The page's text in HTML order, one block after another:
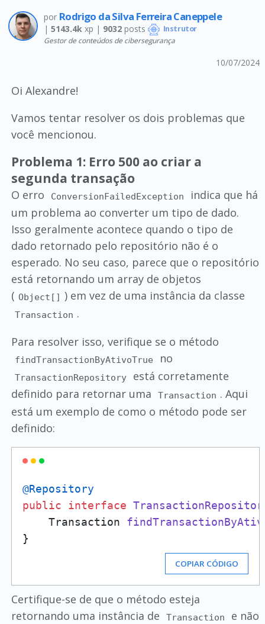
por Rodrigo da Silva Ferreira Caneppele
| 5143.4kxp | 9032posts Instrutor
Gestor de conteúdos de cibersegurança
10/07/2024
Oi Alexandre!
Vamos tentar resolver os dois problemas que
você mencionou.
Problema 1: Erro 500 ao criar a
segunda transação
O erro ConversionFailedException
indica que há
um problema ao converter um tipo de dado.
Isso geralmente acontece quando o tipo de
dado retornado pelo repositório não é o
esperado. No seu caso, parece que o repositório
está retornando um array de objetos
( Object[] ) em vez de uma instância da classe
Transaction .
Para resolver isso, verifique se o método
findTransactionByAtivoTrue no
TransactionRepository
está corretamente
definido para retornar uma
Transaction . Aqui
está um exemplo de como o método pode ser
definido:
@Repository
public
interface
    Transaction
COPIAR CÓDIGO
Certifique-se de que o método esteja
retornando uma instância de
Transaction
e não